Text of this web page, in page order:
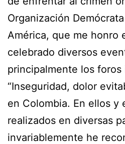
Organización
América, que me honro
celebrado diversos
principalmente los
“Inseguridad, dolor
en Colombia. En ellos y
realizados en diversas
invariablemente he